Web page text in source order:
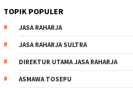
TOPIK POPULER
JASA RAHARJA
JASA RAHARJA SULTRA
DIREKTUR UTAMA JASA RAHARJA
ASMAWA TOSEPU